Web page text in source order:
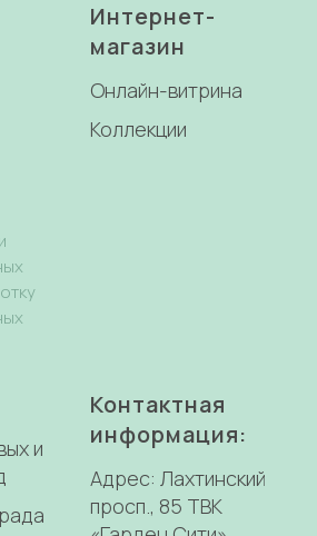
Интернет-
магазин
Онлайн-витрина
Коллекции
и
Контактная
информация:
Адрес: Лахтинский
просп., 85 ТВК